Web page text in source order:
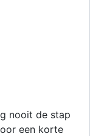
nooit de stap
een korte